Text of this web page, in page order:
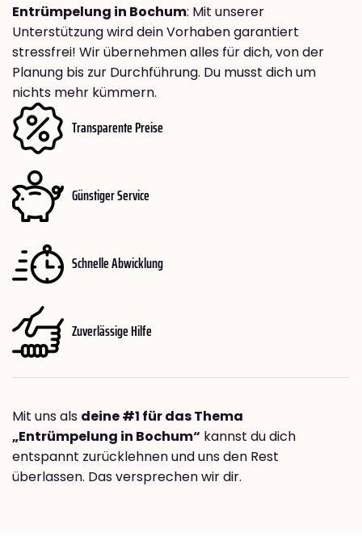
Entrümpelung in Bochum: Mit unserer
Unterstützung wird dein Vorhaben garantiert
stressfrei! Wir übernehmen alles für dich, von der
Planung bis zur Durchführung. Du musst dich um
nichts mehr kümmern.
Transparente Preise
Günstiger Service
Schnelle Abwicklung
Zuverlässige Hilfe
Mit uns als deine #1 für das Thema
„Entrümpelung in Bochum“ kannst du dich
entspannt zurücklehnen und uns den Rest
überlassen. Das versprechen wir dir.